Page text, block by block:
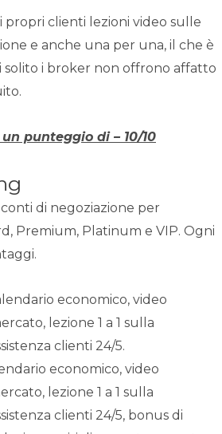
propri clienti lezioni video sulle
e anche una per una, il che è
i broker non offrono affatto
punteggio di – 10/10
di negoziazione per
Premium, Platinum e VIP. Ogni
economico, video
lezione 1 a 1 sulla
clienti 24/5.
economico, video
lezione 1 a 1 sulla
clienti 24/5, bonus di